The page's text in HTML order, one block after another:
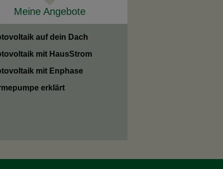
Meine Angebote
auf dein Dach
mit HausStrom
mit Enphase
erklärt